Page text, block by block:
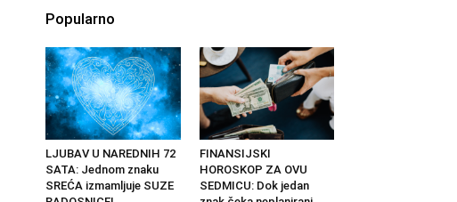
Popularno
LJUBAV U NAREDNIH 72
SATA: Jednom znaku
SREĆA izmamljuje SUZE
FINANSIJSKI
HOROSKOP ZA OVU
SEDMICU: Dok jedan